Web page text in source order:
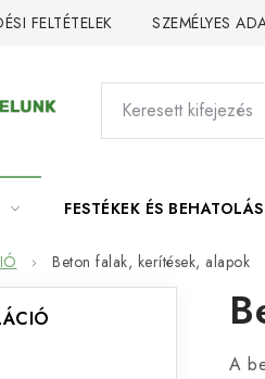
FELTÉTELEK SZEMÉLYES
FESTÉKEK ÉS
Beton falak, kerítések, alapok
A